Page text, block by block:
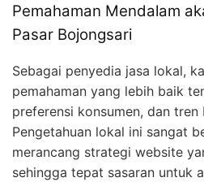
Pemahaman Mendalam
Pasar Bojongsari
Sebagai penyedia jasa lokal,
pemahaman yang lebih baik
preferensi konsumen, dan tren
Pengetahuan lokal ini sangat
merancang strategi website
sehingga tepat sasaran untuk